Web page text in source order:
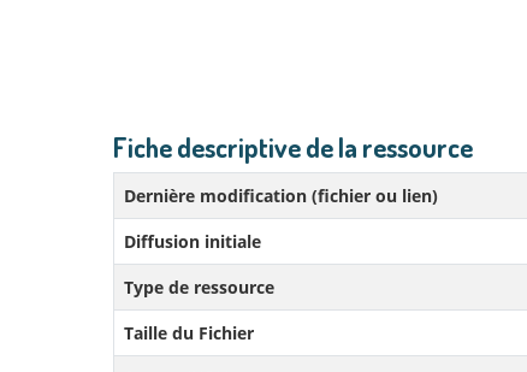
Fiche descriptive de la ressource
Dernière modification (fichier ou lien)
Diffusion initiale
Type de ressource
Taille du Fichier